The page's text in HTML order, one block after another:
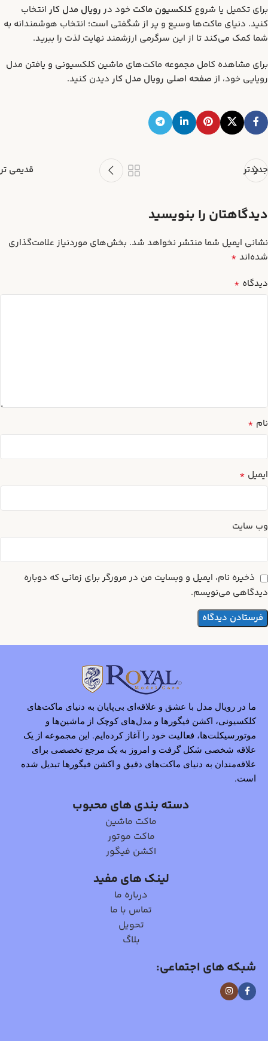
برای تکمیل یا شروع کلکسیون ماکت خود در رویال مدل کار انتخاب
کنید. دنیای ماکت‌ها وسیع و پر از شگفتی است؛ انتخاب هوشمندانه به
شما کمک می‌کند تا از این سرگرمی ارزشمند نهایت لذت را ببرید.
برای مشاهده کامل مجموعه ماکت‌های ماشین کلکسیونی و یافتن مدل
رویایی خود، از صفحه اصلی رویال مدل کار دیدن کنید.
جدیدتر قدیمی تر
دیدگاهتان را بنویسید
نشانی ایمیل شما منتشر نخواهد شد. بخش‌های موردنیاز علامت‌گذاری
شده‌اند *
دیدگاه *
نام *
ایمیل *
وب‌ سایت
ذخیره نام، ایمیل و وبسایت من در مرورگر برای زمانی که دوباره
دیدگاهی می‌نویسم.
ما در رویال مدل با عشق و علاقه‌ای بی‌پایان به دنیای ماکت‌های
کلکسیونی، اکشن فیگورها و مدل‌های کوچک از ماشین‌ها و
موتورسیکلت‌ها، فعالیت خود را آغاز کرده‌ایم. این مجموعه از یک
علاقه شخصی شکل گرفت و امروز به یک مرجع تخصصی برای
علاقه‌مندان به دنیای ماکت‌های دقیق و اکشن فیگورها تبدیل شده
است.
دسته بندی های محبوب
ماکت ماشین
ماکت موتور
اکشن فیگور
لینک های مفید
درباره ما
تماس با ما
تحویل
بلاگ
شبکه های اجتماعی: